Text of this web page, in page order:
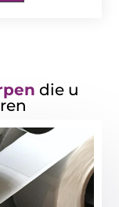
die u